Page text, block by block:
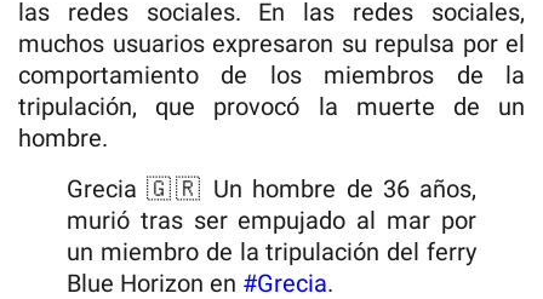
las redes sociales. En las redes sociales,
muchos usuarios expresaron su repulsa por el
comportamiento de los miembros de la
tripulación, que provocó la muerte de un
hombre.
Grecia 🇬🇷 Un hombre de 36 años,
murió tras ser empujado al mar por
un miembro de la tripulación del ferry
Blue Horizon en #Grecia.